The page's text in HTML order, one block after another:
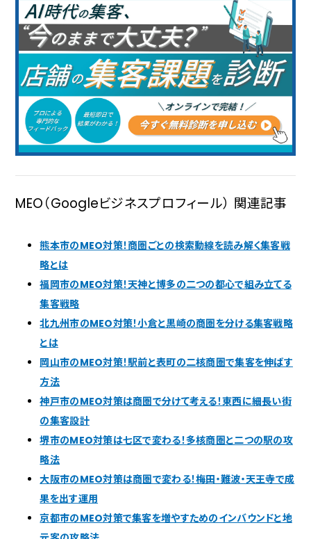
MEO（Googleビジネスプロフィール） 関連記事
熊本市のMEO対策！商圏ごとの検索動線を読み解く集客戦
略とは
福岡市のMEO対策！天神と博多の二つの都心で組み立てる
集客戦略
北九州市のMEO対策！小倉と黒崎の商圏を分ける集客戦略
とは
岡山市のMEO対策！駅前と表町の二核商圏で集客を伸ばす
方法
神戸市のMEO対策は商圏で分けて考える！東西に細長い街
の集客設計
堺市のMEO対策は七区で変わる！多核商圏と二つの駅の攻
略法
大阪市のMEO対策は商圏で変わる！梅田・難波・天王寺で成
果を出す運用
京都市のMEO対策で集客を増やすためのインバウンドと地